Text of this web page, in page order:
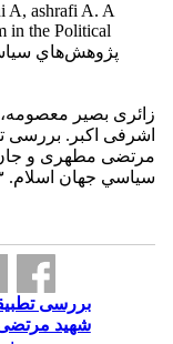
A, ashrafi A. A
in the Political
زائری بصیر معصومه،
اشرفی اکبر. بررسی
مرتضی مطهری و جان
سياسي جهان اسلام. ۱۴۰۳; ۱۴ (۲) :۲۷-۵۳
بررسی
شهید